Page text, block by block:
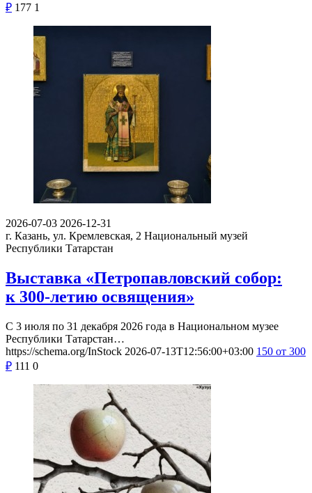
₽ 177 1
2026-07-03 2026-12-31
г. Казань, ул. Кремлевская, 2 Национальный музей
Республики Татарстан
Выставка «Петропавловский собор:
к 300-летию освящения»
С 3 июля по 31 декабря 2026 года в Национальном музее
Республики Татарстан…
https://schema.org/InStock 2026-07-13T12:56:00+03:00 150 от 300
₽ 111 0